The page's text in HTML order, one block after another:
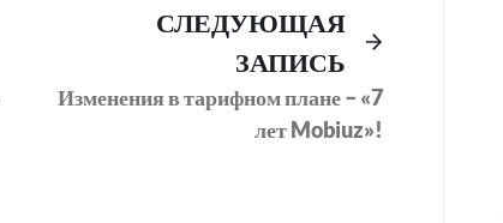
ПредыдущийСЛЕДУЮЩАЯ
ЗАПИСЬ
Изменения в тарифном плане – «7
лет Mobiuz»!